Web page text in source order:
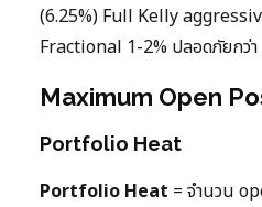
(6.25%) Full Kelly
Fractional 1-2% ปลอดภัยกว่
Maximum Open
Portfolio Heat
Portfolio Heat = จำนวน